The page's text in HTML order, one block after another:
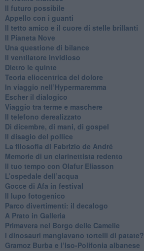
​Il futuro possibile
​Appello con i guanti
​Il tetto amico e il cuore di stelle brillanti
​Il Pianeta Nove
​Una questione di bilance
​Il ventilatore invidioso
​Dietro le quinte
​Teoria eliocentrica del dolore
In viaggio nell’Hypermaremma
​Escher il dialogico
​Viaggio tra terme e maschere
Il telefono derealizzato
​Di dicembre, di mani, di gospel
​Il disagio del pollice
​La filosofia di Fabrizio de André
Memorie di un clarinettista redento
​Il tuo tempo con Olafur Eliasson
​L’ospedale dell’acqua
​Gocce di Afa in festival
​Il lupo fotogenico
​Parco divertimenti: il decalogo
​A Prato in Galleria
​Primavera nel Borgo delle Camelie
I dinosauri mangiavano tortelli di patate?
​Gramoz Burba e l’Iso-Polifonia albanese